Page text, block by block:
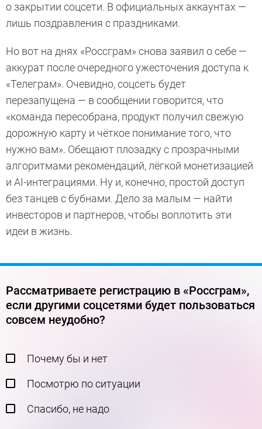
о закрытии соцсети. В официальных аккаунтах —
лишь поздравления с праздниками.
Но вот на днях «Россграм» снова заявил о себе —
аккурат после очередного ужесточения доступа к
«Телеграм». Очевидно, соцсеть будет
перезапущена — в сообщении говорится, что
«команда пересобрана, продукт получил свежую
дорожную карту и чёткое понимание того, что
нужно вам». Обещают плозадку с прозрачными
алгоритмами рекомендаций, лёгкой монетизацией
и AI-интеграциями. Ну и, конечно, простой доступ
без танцев с бубнами. Дело за малым — найти
инвесторов и партнеров, чтобы воплотить эти
идеи в жизнь.
Рассматриваете регистрацию в «Россграм»,
если другими соцсетями будет пользоваться
совсем неудобно?
Почему бы и нет
Посмотрю по ситуации
Спасибо, не надо